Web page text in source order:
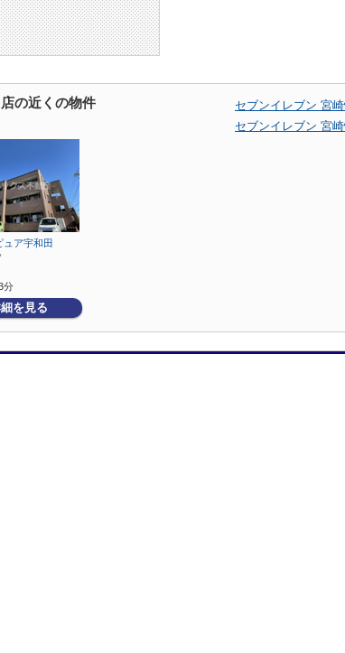
の近くの物件
セブンイレブン 宮
セブンイレブン 宮
ュア宇和田
分
を見る